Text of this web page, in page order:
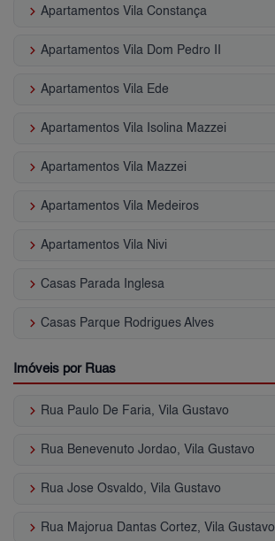
keyboard_arrow_right Apartamentos Vila Constança
keyboard_arrow_right Apartamentos Vila Dom Pedro II
keyboard_arrow_right Apartamentos Vila Ede
keyboard_arrow_right Apartamentos Vila Isolina Mazzei
keyboard_arrow_right Apartamentos Vila Mazzei
keyboard_arrow_right Apartamentos Vila Medeiros
keyboard_arrow_right Apartamentos Vila Nivi
keyboard_arrow_right Casas Parada Inglesa
keyboard_arrow_right Casas Parque Rodrigues Alves
Imóveis por Ruas
keyboard_arrow_right Rua Paulo De Faria, Vila Gustavo
keyboard_arrow_right Rua Benevenuto Jordao, Vila Gustavo
keyboard_arrow_right Rua Jose Osvaldo, Vila Gustavo
keyboard_arrow_right Rua Majorua Dantas Cortez, Vila Gustavo